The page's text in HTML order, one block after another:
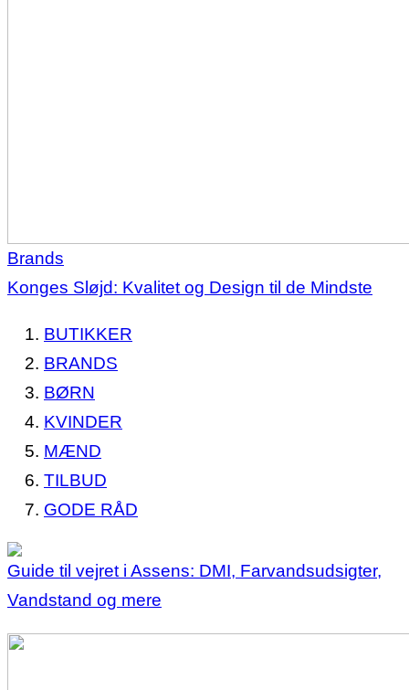
Brands
Konges Sløjd: Kvalitet og Design til de Mindste
BUTIKKER
BRANDS
BØRN
KVINDER
MÆND
TILBUD
GODE RÅD
Guide til vejret i Assens: DMI, Farvandsudsigter,
Vandstand og mere